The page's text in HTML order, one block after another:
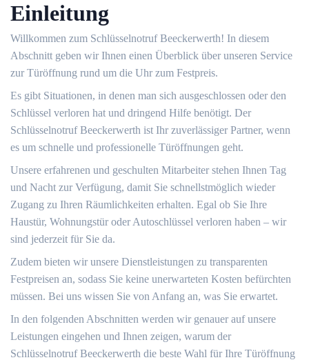
Einleitung
Willkommen zum Schlüsselnotruf Beeckerwerth!​ In diesem
Abschnitt geben wir Ihnen einen Überblick über unseren Service
zur Türöffnung rund um die Uhr zum Festpreis.​
Es gibt Situationen, in denen man sich ausgeschlossen oder den
Schlüssel verloren hat und dringend Hilfe benötigt.​ Der
Schlüsselnotruf Beeckerwerth ist Ihr zuverlässiger Partner, wenn
es um schnelle und professionelle Türöffnungen geht.​
Unsere erfahrenen und geschulten Mitarbeiter stehen Ihnen Tag
und Nacht zur Verfügung, damit Sie schnellstmöglich wieder
Zugang zu Ihren Räumlichkeiten erhalten.​ Egal ob Sie Ihre
Haustür, Wohnungstür oder Autoschlüssel verloren haben – wir
sind jederzeit für Sie da.​
Zudem bieten wir unsere Dienstleistungen zu transparenten
Festpreisen an, sodass Sie keine unerwarteten Kosten befürchten
müssen.​ Bei uns wissen Sie von Anfang an, was Sie erwartet.​
In den folgenden Abschnitten werden wir genauer auf unsere
Leistungen eingehen und Ihnen zeigen, warum der
Schlüsselnotruf Beeckerwerth die beste Wahl für Ihre Türöffnung